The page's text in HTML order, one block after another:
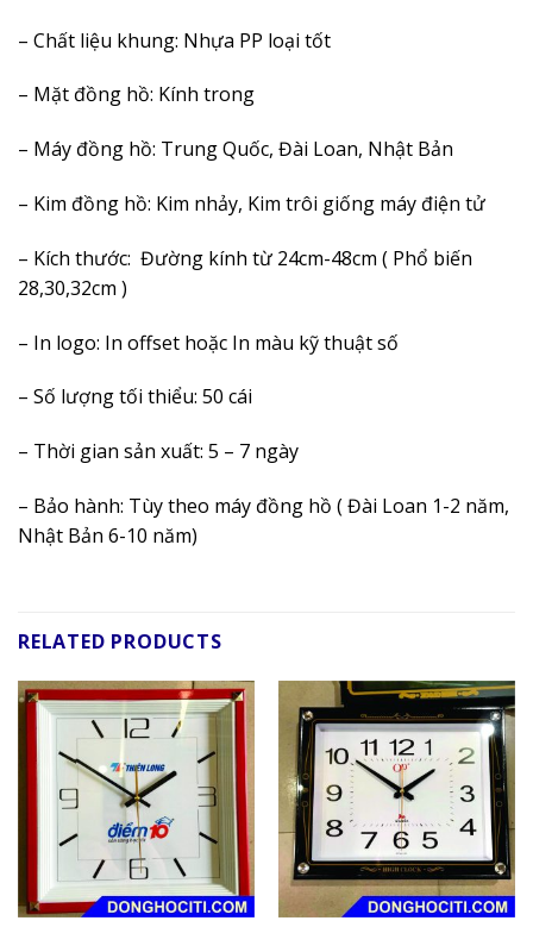
– Chất liệu khung: Nhựa PP loại tốt
– Mặt đồng hồ: Kính trong
– Máy đồng hồ: Trung Quốc, Đài Loan, Nhật Bản
– Kim đồng hồ: Kim nhảy, Kim trôi giống máy điện tử
– Kích thước: Đường kính từ 24cm-48cm ( Phổ biến
28,30,32cm )
– In logo: In offset hoặc In màu kỹ thuật số
– Số lượng tối thiểu: 50 cái
– Thời gian sản xuất: 5 – 7 ngày
– Bảo hành: Tùy theo máy đồng hồ ( Đài Loan 1-2 năm,
Nhật Bản 6-10 năm)
RELATED PRODUCTS